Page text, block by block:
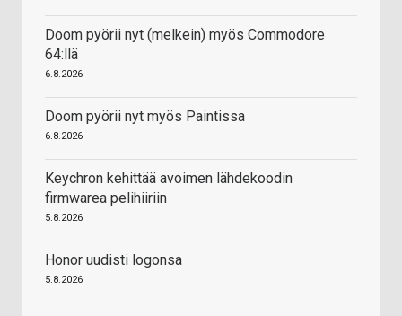
Doom pyörii nyt (melkein) myös Commodore
64:llä
6.8.2026
Doom pyörii nyt myös Paintissa
6.8.2026
Keychron kehittää avoimen lähdekoodin
firmwarea pelihiiriin
5.8.2026
Honor uudisti logonsa
5.8.2026